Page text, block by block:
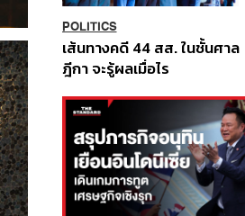
POLITICS
เส้นทางคดี 44 สส. ในชั้นศาล
ฎีกา จะรู้ผลเมื่อไร